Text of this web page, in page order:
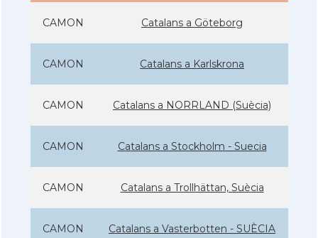
CAMON Catalans a Göteborg
CAMON Catalans a Karlskrona
CAMON Catalans a NORRLAND (Suècia)
CAMON Catalans a Stockholm - Suecia
CAMON Catalans a Trollhättan, Suècia
CAMON Catalans a Vasterbotten - SUÈCIA